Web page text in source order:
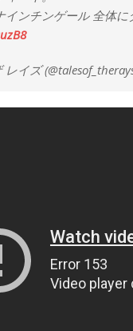
ンチンゲール 全体
イズ